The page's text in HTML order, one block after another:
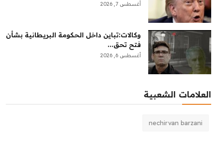
أغسطس 7, 2026
وكالات:‏تباين داخل الحكومة البريطانية بشأن
فتح تحق...
أغسطس 6, 2026
العلامات الشعبية
nechirvan barzani